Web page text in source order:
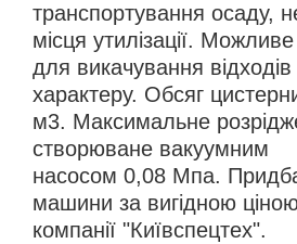
транспортування осаду,
місця утилізації.
для викачування
характеру. Обсяг
м3. Максимальне
створюване вакуумним
насосом 0,08 Мпа.
машини за вигідною
компанії "Київспецтех".